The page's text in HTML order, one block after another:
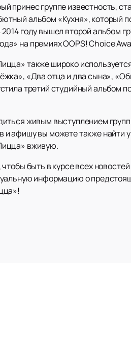
принес группе известность,
альбом «Кухня», который
году вышел второй альбом
на премиях OOPS! Choice
также широко
«Два отца и два сына»,
третий студийный
живым выступлением
и афишу вы можете также найти
вживую.
быть в курсе всех
информацию о